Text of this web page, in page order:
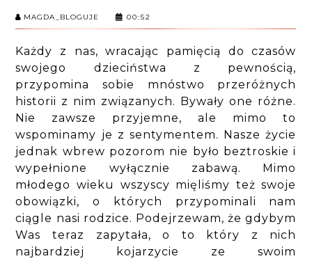
MAGDA_BLOGUJE 00:52
Każdy z nas, wracając pamięcią do czasów
swojego dzieciństwa z pewnością,
przypomina sobie mnóstwo przeróżnych
historii z nim związanych. Bywały one różne.
Nie zawsze przyjemne, ale mimo to
wspominamy je z sentymentem. Nasze życie
jednak wbrew pozorom nie było beztroskie i
wypełnione wyłącznie zabawą. Mimo
młodego wieku wszyscy mięliśmy też swoje
obowiązki, o których przypominali nam
ciągle nasi rodzice. Podejrzewam, że gdybym
Was teraz zapytała, o to który z nich
najbardziej kojarzycie ze swoim